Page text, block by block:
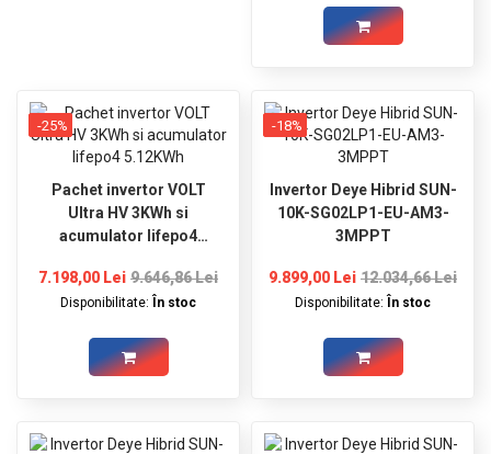
-25%
Pachet invertor VOLT
Ultra HV 3KWh si
acumulator lifepo4
7.198,00 Lei 9.646,86 Lei
Disponibilitate: În stoc
-18%
Invertor Deye Hibrid SUN-
10K-SG02LP1-EU-AM3-
3MPPT
9.899,00 Lei 12.034,66 Lei
Disponibilitate: În stoc